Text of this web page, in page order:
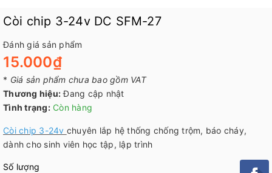
Còi chip 3-24v DC SFM-27
Đánh giá sản phẩm
15.000₫
* Giá sản phẩm chưa bao gồm VAT
Thương hiệu: Đang cập nhật
Tình trạng: Còn hàng
Còi chip 3-24v chuyên lắp hệ thống chống trộm, báo cháy,
dành cho sinh viên học tập, lập trình
Số lượng